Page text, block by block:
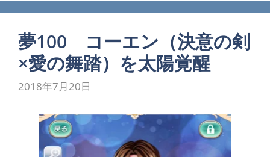
夢100 コーエン（決意の剣
×愛の舞踏）を太陽覚醒
2018年7月20日